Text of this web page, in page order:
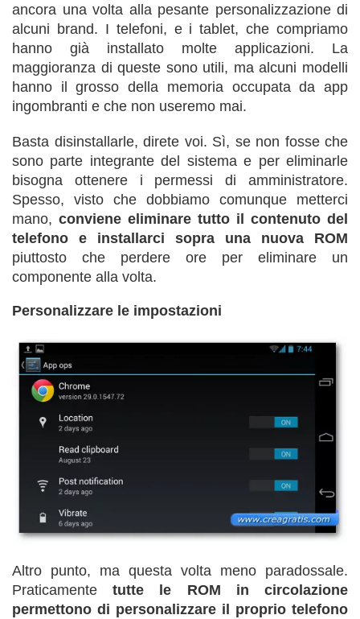
ancora una volta alla pesante personalizzazione di
alcuni brand. I telefoni, e i tablet, che compriamo
hanno già installato molte applicazioni. La
maggioranza di queste sono utili, ma alcuni modelli
hanno il grosso della memoria occupata da app
ingombranti e che non useremo mai.
Basta disinstallarle, direte voi. Sì, se non fosse che
sono parte integrante del sistema e per eliminarle
bisogna ottenere i permessi di amministratore.
Spesso, visto che dobbiamo comunque metterci
mano, conviene eliminare tutto il contenuto del
telefono e installarci sopra una nuova ROM
piuttosto che perdere ore per eliminare un
componente alla volta.
Personalizzare le impostazioni
Altro punto, ma questa volta meno paradossale.
Praticamentetutte le ROM in circolazione
permettono di personalizzare il proprio telefono